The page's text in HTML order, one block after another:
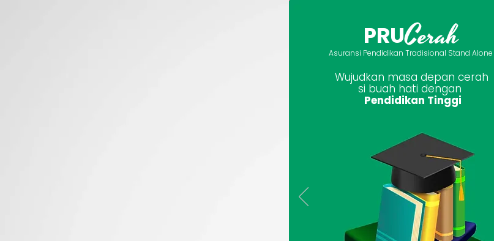
PRUCerah
Asuransi Pendidikan Tradisional Stand Alone
Wujudkan masa depan cerah
si buah hati dengan
Pendidikan Tinggi